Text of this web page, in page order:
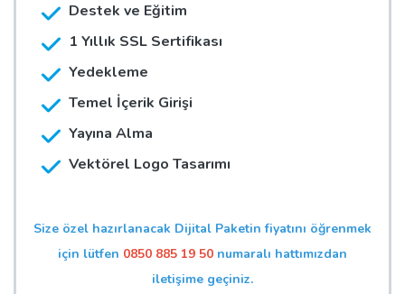
Destek ve Eğitim
1 Yıllık SSL Sertifikası
Yedekleme
Temel İçerik Girişi
Yayına Alma
Vektörel Logo Tasarımı
Size özel hazırlanacak Dijital Paketin fiyatını öğrenmek
için lütfen 0850 885 19 50 numaralı hattımızdan
iletişime geçiniz.